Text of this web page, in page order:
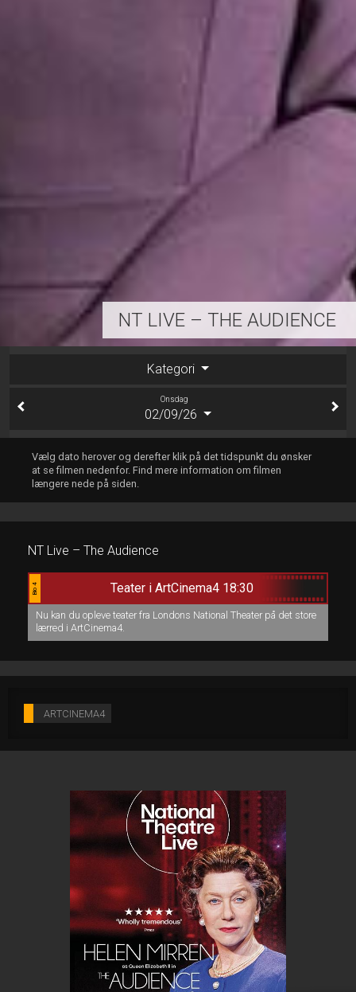
NT LIVE – THE AUDIENCE
Kategori
Onsdag
02/09/26
Vælg dato herover og derefter klik på det tidspunkt du ønsker
at se filmen nedenfor. Find mere information om filmen
længere nede på siden.
NT Live – The Audience
Bio 4 Teater i ArtCinema4 18:30
Nu kan du opleve teater fra Londons National Theater på det store
lærred i ArtCinema4.
ARTCINEMA4